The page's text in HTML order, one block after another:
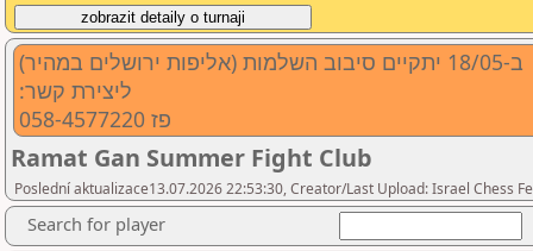
ב-18/05 יתקיים סיבוב השלמות (אליפות ירושלים במהיר)
:ליצירת קשר
פז 058-4577220
Ramat Gan Summer Fight Club
Poslední aktualizace13.07.2026 22:53:30, Creator/Last Upload: Israel Chess
Search for player